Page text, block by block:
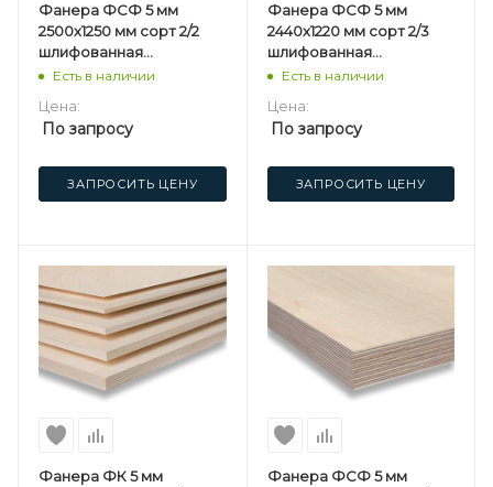
Фанера ФСФ 5 мм
2500х1250 мм сорт 2/2
шлифованная
березовая
Есть в наличии
Цена:
По запросу
ЗАПРОСИТЬ ЦЕНУ
Фанера ФСФ 5 мм
2440х1220 мм сорт 2/3
шлифованная
березовая
Есть в наличии
Цена:
По запросу
ЗАПРОСИТЬ ЦЕНУ
Фанера ФК 5 мм
Фанера ФСФ 5 мм